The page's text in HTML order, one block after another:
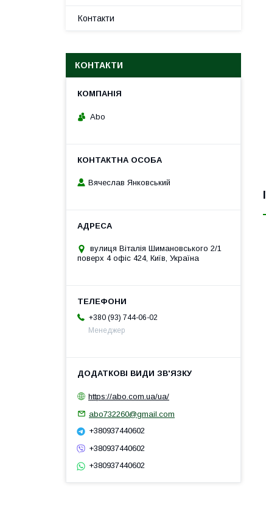
Контакти
КОНТАКТИ
Abo
Вячеслав Янковський
вулиця Віталія Шимановського 2/1
поверх 4 офіс 424, Київ, Україна
+380 (93) 744-06-02
Менеджер
https://abo.com.ua/ua/
abo732260@gmail.com
+380937440602
+380937440602
+380937440602